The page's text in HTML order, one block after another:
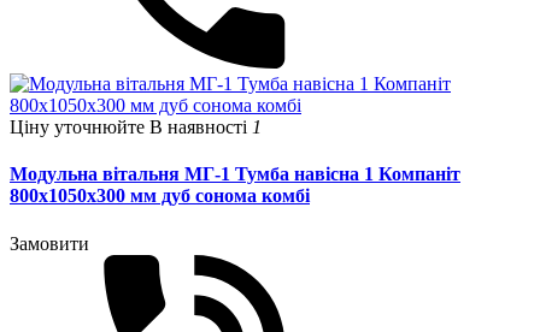
Ціну уточнюйте В наявності 1
Модульна вітальня МГ-1 Тумба навісна 1 Компаніт
800х1050х300 мм дуб сонома комбі
Замовити